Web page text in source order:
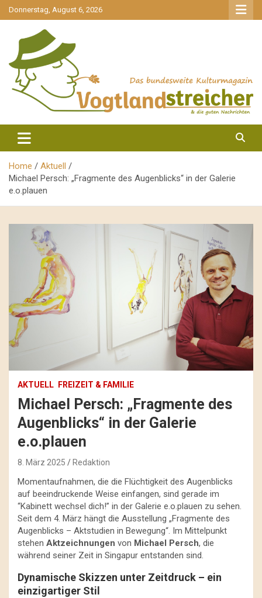
gehe
zum
Donnerstag, August 6, 2026
Vogtlandstreicher
Home
Aktuell
Michael Persch: „Fragmente des Augenblicks“ in der Galerie
e.o.plauen
AKTUELL FREIZEIT & FAMILIE
Michael Persch: „Fragmente des
Augenblicks“ in der Galerie
e.o.plauen
8. März 2025 Redaktion
Momentaufnahmen, die die Flüchtigkeit des Augenblicks
auf beeindruckende Weise einfangen, sind gerade im
“Kabinett wechsel dich!” in der Galerie e.o.plauen zu sehen.
Seit dem 4. März hängt die Ausstellung „Fragmente des
Augenblicks – Aktstudien in Bewegung“. Im Mittelpunkt
stehen Aktzeichnungen von Michael Persch, die
während seiner Zeit in Singapur entstanden sind.
Dynamische Skizzen unter Zeitdruck – ein
einzigartiger Stil